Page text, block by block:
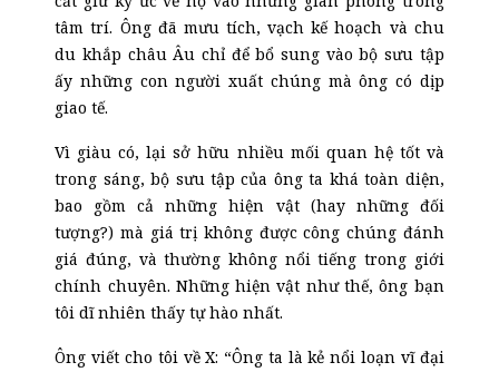
tâm trí. Ông đã mưu tích, vạch kế hoạch và chu
du khắp châu Âu chỉ để bổ sung vào bộ sưu tập
ấy những con người xuất chúng mà ông có dịp
giao tế.
Vì giàu có, lại sở hữu nhiều mối quan hệ tốt và
trong sáng, bộ sưu tập của ông ta khá toàn diện,
bao gồm cả những hiện vật (hay những đối
tượng?) mà giá trị không được công chúng đánh
giá đúng, và thường không nổi tiếng trong giới
chính chuyên. Những hiện vật như thế, ông bạn
tôi dĩ nhiên thấy tự hào nhất.
Ông viết cho tôi về X: “Ông ta là kẻ nổi loạn vĩ đại